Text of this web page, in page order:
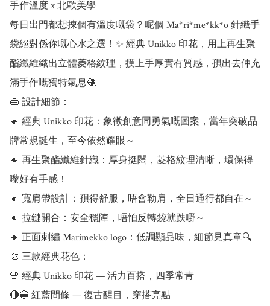
手作溫度 x 北歐美學
每日出門都想揀個有溫度嘅袋？呢個 Ma*ri*me*kk*o 針織手
袋絕對係你嘅心水之選！✨ 經典 Unikko 印花，用上再生聚
酯纖維織出立體菱格紋理，摸上手厚實有質感，孭出去仲充
滿手作嘅獨特氣息🧶
👜 設計細節：
🔸 經典 Unikko 印花：象徵創意同勇氣嘅圖案，當年突破品
牌常規誕生，至今依然耀眼～
🔸 再生聚酯纖維針織：厚身挺闊，菱格紋理清晰，環保得
嚟好有手感！
🔸 寬肩帶設計：孭得舒服，唔會勒肩，全日通行都自在～
🔸 拉鏈開合：安全穩陣，唔怕反轉袋就跌嘢～
🔸 正面刺繡 Marimekko logo：低調顯品味，細節見真章🔍
🎨 三款經典花色：
🌸 經典 Unikko 印花 — 活力百搭，四季常青
🔴🔵 紅藍間條 — 復古醒目，穿搭亮點